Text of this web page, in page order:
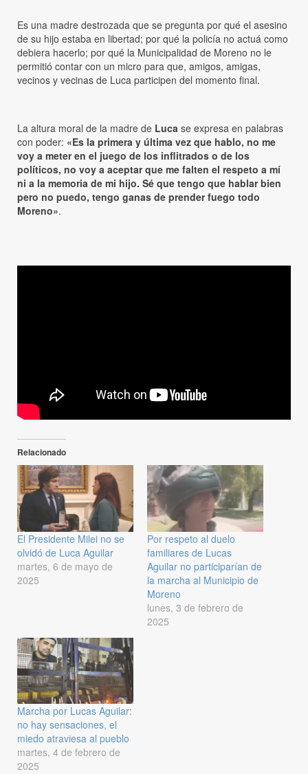
Es una madre destrozada que se pregunta por qué el asesino
de su hijo estaba en libertad; por qué la policía no actuá como
debiera hacerlo; por qué la Municipalidad de Moreno no le
permitió contar con un micro para que, amigos, amigas,
vecinos y vecinas de Luca participen del momento final.
La altura moral de la madre de Luca se expresa en palabras
con poder: «Es la primera y última vez que hablo, no me
voy a meter en el juego de los inflitrados o de los
políticos, no voy a aceptar que me falten el respeto a mí
ni a la memoria de mi hijo. Sé que tengo que hablar bien
pero no puedo, tengo ganas de prender fuego todo
Moreno».
Relacionado
El Presidente Milei no se
olvidó de Luca Aguilar
martes, 6 de mayo de
2025
Por respeto al duelo
familiares de Lucas
Aguilar no participarían de
la marcha al Municipio de
Moreno
lunes, 3 de febrero de
2025
Marcha por Lucas Aguilar:
no hay sensaciones, el
miedo atraviesa al pueblo
martes, 4 de febrero de
2025